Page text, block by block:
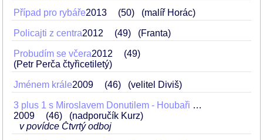
Případ pro rybáře2013 50 (malíř Horác)
Policajti z centra2012 49 (Franta)
Probudím se včera2012
49
(Petr Perča čtyřicetiletý)
Jménem krále2009 46 (velitel Diviš)
3 plus 1 s Miroslavem Donutilem - Houbaři (Houbařský pes, Gun Hill, Čtvrtý odboj)
2009
46
(nadporučík Kurz)
v povídce Čtvrtý odboj